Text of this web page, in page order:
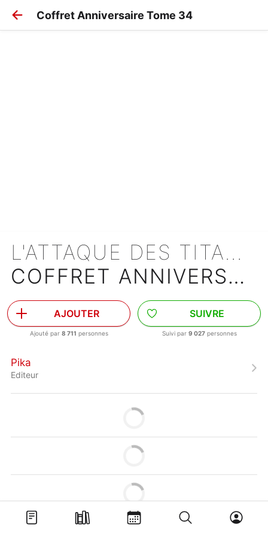
Coffret Anniversaire Tome 34
L'ATTAQUE DES TITANS
COFFRET ANNIVERSAIRE TOME 34
AJOUTER
Ajouté par 8 711 personnes
SUIVRE
Suivi par 9 027personnes
Pika
Editeur